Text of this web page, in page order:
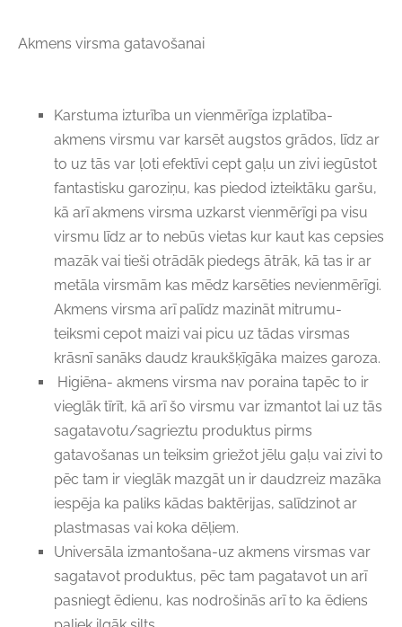
Akmens virsma gatavošanai
Karstuma izturība un vienmērīga izplatība-
akmens virsmu var karsēt augstos grādos, līdz ar
to uz tās var ļoti efektīvi cept gaļu un zivi iegūstot
fantastisku garoziņu, kas piedod izteiktāku garšu,
kā arī akmens virsma uzkarst vienmērīgi pa visu
virsmu līdz ar to nebūs vietas kur kaut kas cepsies
mazāk vai tieši otrādāk piedegs ātrāk, kā tas ir ar
metāla virsmām kas mēdz karsēties nevienmērīgi.
Akmens virsma arī palīdz mazināt mitrumu-
teiksmi cepot maizi vai picu uz tādas virsmas
krāsnī sanāks daudz kraukšķīgāka maizes garoza.
Higiēna- akmens virsma nav poraina tapēc to ir
vieglāk tīrīt, kā arī šo virsmu var izmantot lai uz tās
sagatavotu/sagrieztu produktus pirms
gatavošanas un teiksim griežot jēlu gaļu vai zivi to
pēc tam ir vieglāk mazgāt un ir daudzreiz mazāka
iespēja ka paliks kādas baktērijas, salīdzinot ar
plastmasas vai koka dēļiem.
Universāla izmantošana-uz akmens virsmas var
sagatavot produktus, pēc tam pagatavot un arī
pasniegt ēdienu, kas nodrošinās arī to ka ēdiens